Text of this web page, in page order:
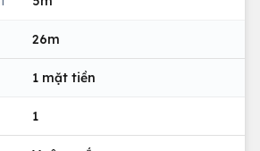
26m
1 mặt tiền
1